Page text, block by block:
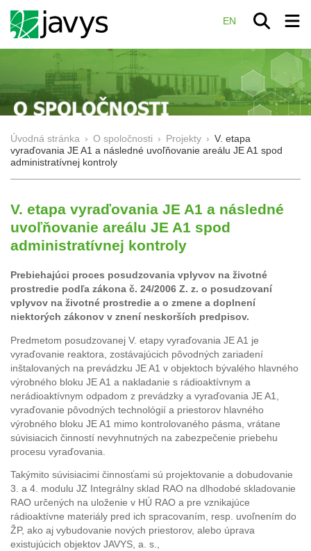
EN
Úvodná stránka › O spoločnosti › Projekty › V. etapa
vyraďovania JE A1 a následné uvoľňovanie areálu JE A1 spod
administratívnej kontroly
V. etapa vyraďovania JE A1 a následné
uvoľňovanie areálu JE A1 spod
administratívnej kontroly
Prebiehajúci proces posudzovania vplyvov na životné
prostredie podľa zákona č. 24/2006 Z. z. o posudzovaní
vplyvov na životné prostredie a o zmene a doplnení
niektorých zákonov v znení neskorších predpisov.
Predmetom posudzovanej V. etapy vyraďovania JE A1 je
vyraďovanie reaktora, zostávajúcich pôvodných zariadení
inštalovaných na prevádzku JE A1 v objektoch bývalého hlavného
výrobného bloku JE A1 a nakladanie s rádioaktívnym a
nerádioaktívnym odpadom z prevádzky a vyraďovania JE A1,
vyraďovanie pôvodných technológií a priestorov hlavného
výrobného bloku JE A1 mimo kontrolovaného pásma, vrátane
súvisiacich činností nevyhnutných na zabezpečenie priebehu
procesu vyraďovania.
Takýmito súvisiacimi činnosťami sú projektovanie a dobudovanie
3. a 4. modulu JZ Integrálny sklad RAO na dlhodobé skladovanie
RAO určených na uloženie v HÚ RAO a pre vznikajúce
rádioaktívne materiály pred ich spracovaním, resp. uvoľnením do
ŽP, ako aj vybudovanie nových priestorov, alebo úprava
existujúcich objektov JAVYS, a. s.,